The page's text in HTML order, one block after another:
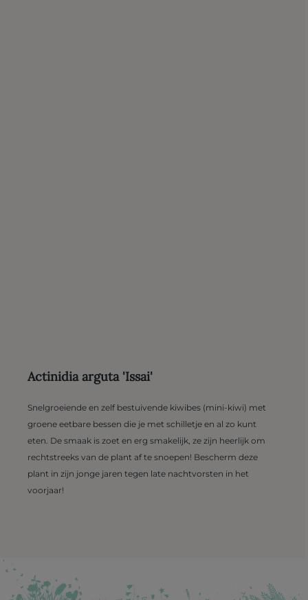
Actinidia arguta 'Issai'
Snelgroeiende en zelf bestuivende kiwibes (mini-kiwi) met
groene eetbare bessen die je met schilletje en al zo kunt
eten. De smaak is zoet en erg smakelijk, ze zijn heerlijk om
rechtstreeks van de plant af te snoepen! Bescherm deze
plant in zijn jonge jaren tegen late nachtvorsten in het
voorjaar!